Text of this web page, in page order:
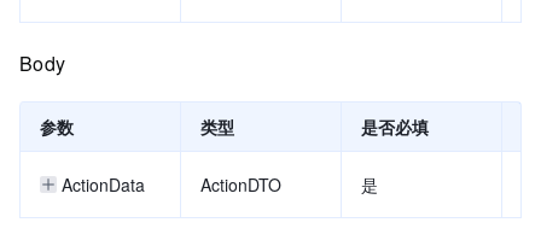
Body
参数 类型 是否必填
ActionData ActionDTO 是